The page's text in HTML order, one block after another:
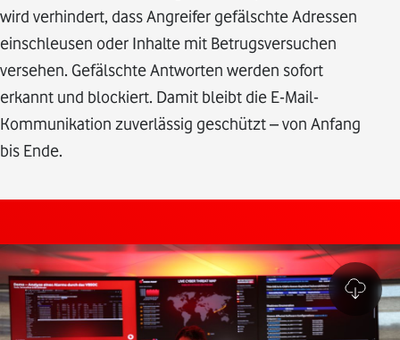
wird verhindert, dass Angreifer gefälschte Adressen
einschleusen oder Inhalte mit Betrugsversuchen
versehen. Gefälschte Antworten werden sofort
erkannt und blockiert. Damit bleibt die E-Mail-
Kommunikation zuverlässig geschützt – von Anfang
bis Ende.